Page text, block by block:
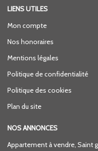
LIENS UTILES
Mon compte
Nos honoraires
Mentions légales
Politique de confidentialité
Politique des cookies
Plan du site
NOS ANNONCES
Appartement à vendre, Saint